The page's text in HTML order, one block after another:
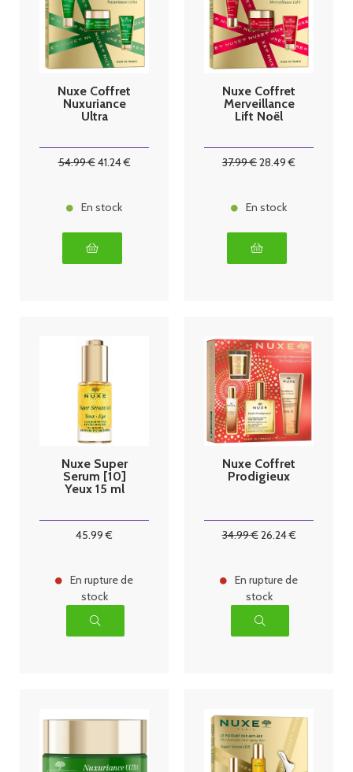
Nuxe Coffret
Nuxuriance
Ultra
54.99€41.24€
En stock
Nuxe Coffret
Merveillance
Lift Noël
37.99€28.49 €
En stock
Nuxe Super
Serum [10]
Yeux 15 ml
45.99 €
En rupture de
stock
Nuxe Coffret
Prodigieux
34.99€26.24€
En rupture de
stock